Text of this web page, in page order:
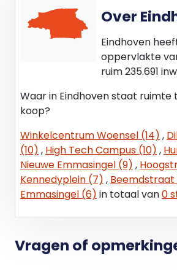
Over
Eindhoven
oppervlakte
ruim 235.691
Waar in Eindhoven staat ruimte
koop?
Winkelcentrum Woensel (14) ,
(10) , High Tech Campus (10) ,
Nieuwe Emmasingel (9) ,
Kennedyplein (7) ,
Emmasingel (6) in totaal van0
Vragen of